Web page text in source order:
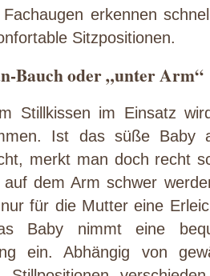
erkennen
Sitzpositionen.
Bauch oder „unter Arm“
Stillkissen im Einsatz
Ist das süße Baby
merkt man doch recht
dem Arm schwer
für die Mutter eine
Baby nimmt eine
ein. Abhängig von